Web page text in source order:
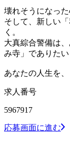
壊れそうになっ
そして、新しい
く。
大真綜合警備は
み寺」でありたい
あなたの人生を
求人番号
5967917
応募画面に進む